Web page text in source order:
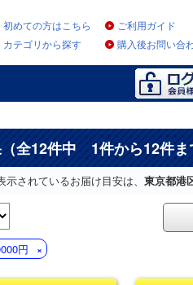
初めての方はこちら ご利用ガイド
カテゴリから探す
購入後お問い合
全12件中 1件から12件ま
示されているお届け目安は、 東京都港
円